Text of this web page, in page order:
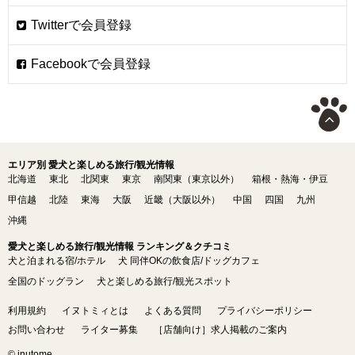
エリア別 愛犬と楽しめる旅行/観光情報
北海道
東北 北関東 東京 南関東（東京以外）
箱根・熱海・伊豆
甲信越
北陸 東海 大阪 近畿（大阪以外） 中国 四国
九州
沖縄
愛犬と楽しめる旅行/観光情報 ランキング＆クチコミ
犬と泊まれる宿/ホテル
犬 同伴OKの飲食店/ドッグカフェ
全国のドッグラン
犬と楽しめる旅行/観光スポット
利用規約 イヌトミィとは よくある質問
プライバシーポリシー
お問い合わせ
ライター募集 ［店舗向け］求人掲載のご案内